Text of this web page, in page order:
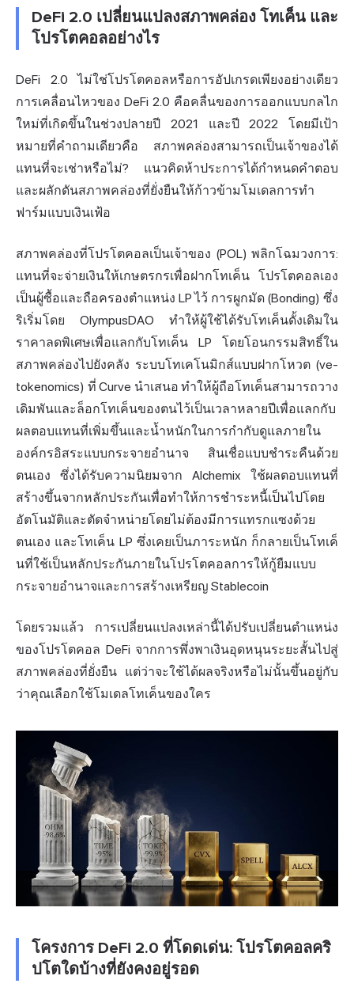
DeFi 2.0 เปลี่ยนแปลงสภาพคล่อง โทเค็น และ
โปรโตคอลอย่างไร
DeFi 2.0 ไม่ใช่โปรโตคอลหรือการอัปเกรดเพียงอย่างเดียว
การเคลื่อนไหวของ DeFi 2.0 คือคลื่นของการออกแบบกลไก
ใหม่ที่เกิดขึ้นในช่วงปลายปี 2021 และปี 2022 โดยมีเป้า
หมายที่คำถามเดียวคือ สภาพคล่องสามารถเป็นเจ้าของได้
แทนที่จะเช่าหรือไม่? แนวคิดห้าประการได้กำหนดคำตอบ
และผลักดันสภาพคล่องที่ยั่งยืนให้ก้าวข้ามโมเดลการทำ
ฟาร์มแบบเงินเฟ้อ
สภาพคล่องที่โปรโตคอลเป็นเจ้าของ (POL) พลิกโฉมวงการ:
แทนที่จะจ่ายเงินให้เกษตรกรเพื่อฝากโทเค็น โปรโตคอลเอง
เป็นผู้ซื้อและถือครองตำแหน่ง LP ไว้ การผูกมัด (Bonding) ซึ่ง
ริเริ่มโดย OlympusDAO ทำให้ผู้ใช้ได้รับโทเค็นดั้งเดิมใน
ราคาลดพิเศษเพื่อแลกกับโทเค็น LP โดยโอนกรรมสิทธิ์ใน
สภาพคล่องไปยังคลัง ระบบโทเคโนมิกส์แบบฝากโหวต (ve-
tokenomics) ที่ Curve นำเสนอ ทำให้ผู้ถือโทเค็นสามารถวาง
เดิมพันและล็อกโทเค็นของตนไว้เป็นเวลาหลายปีเพื่อแลกกับ
ผลตอบแทนที่เพิ่มขึ้นและน้ำหนักในการกำกับดูแลภายใน
องค์กรอิสระแบบกระจายอำนาจ สินเชื่อแบบชำระคืนด้วย
ตนเอง ซึ่งได้รับความนิยมจาก Alchemix ใช้ผลตอบแทนที่
สร้างขึ้นจากหลักประกันเพื่อทำให้การชำระหนี้เป็นไปโดย
อัตโนมัติและตัดจำหน่ายโดยไม่ต้องมีการแทรกแซงด้วย
ตนเอง และโทเค็น LP ซึ่งเคยเป็นภาระหนัก ก็กลายเป็นโทเค็
นที่ใช้เป็นหลักประกันภายในโปรโตคอลการให้กู้ยืมแบบ
กระจายอำนาจและการสร้างเหรียญ Stablecoin
โดยรวมแล้ว การเปลี่ยนแปลงเหล่านี้ได้ปรับเปลี่ยนตำแหน่ง
ของโปรโตคอล DeFi จากการพึ่งพาเงินอุดหนุนระยะสั้นไปสู่
สภาพคล่องที่ยั่งยืน แต่ว่าจะใช้ได้ผลจริงหรือไม่นั้นขึ้นอยู่กับ
ว่าคุณเลือกใช้โมเดลโทเค็นของใคร
โครงการ DeFi 2.0 ที่โดดเด่น: โปรโตคอลคริ
ปโตใดบ้างที่ยังคงอยู่รอด